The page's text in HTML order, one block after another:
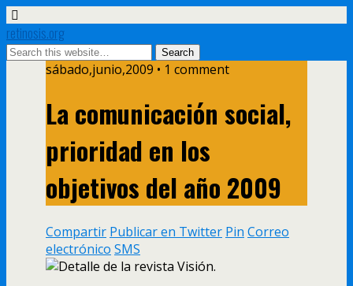
retinosis.org
sábado,junio,2009 • 1 comment
La comunicación social,
prioridad en los
objetivos del año 2009
Compartir Publicar en Twitter Pin Correo
electrónico SMS